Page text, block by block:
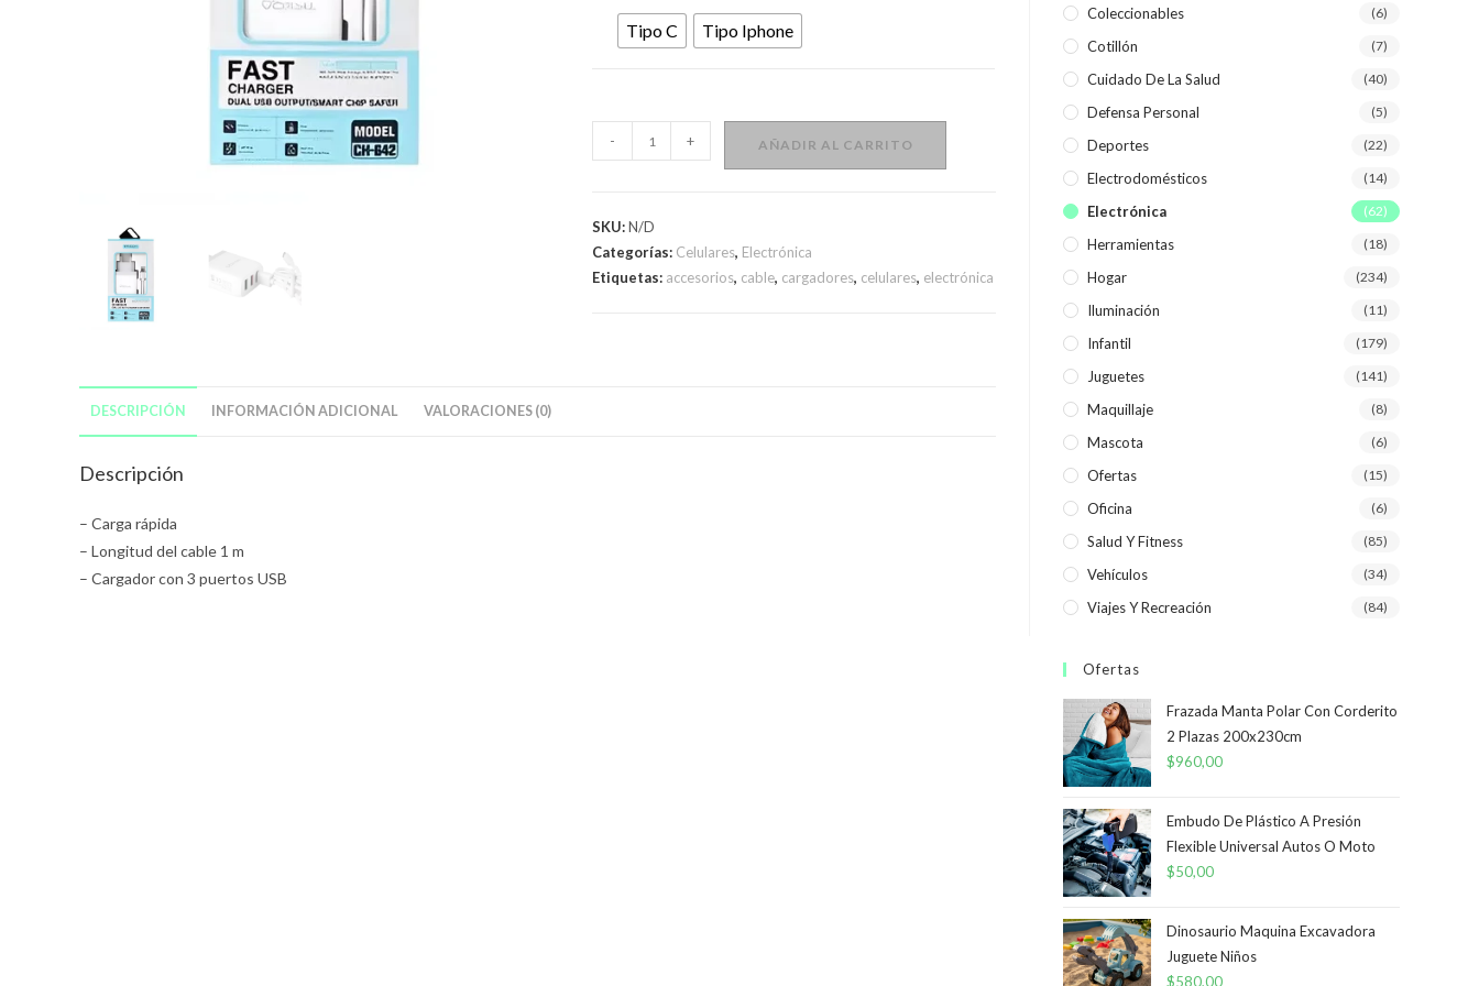
Tipo C Tipo Iphone
Cargador
De
Treqa
3
- + AÑADIR AL CARRITO
SKU:N/D
Categorías: Celulares, Electrónica
Etiquetas: accesorios, cable, cargadores, celulares, electrónica
DESCRIPCIÓN INFORMACIÓN ADICIONAL VALORACIONES (0)
Descripción
– Carga rápida
– Longitud del cable 1 m
– Cargador con 3 puertos USB
Coleccionables (6)
Cotillón (7)
Cuidado De La Salud (40)
Defensa Personal (5)
Deportes (22)
Electrodomésticos (14)
Electrónica (62)
Herramientas (18)
Hogar (234)
Iluminación (11)
Infantil (179)
Juguetes (141)
Maquillaje (8)
Mascota (6)
Ofertas (15)
Oficina (6)
Salud Y Fitness (85)
Vehículos (34)
Viajes Y Recreación (84)
Ofertas
Frazada Manta Polar Con Corderito
2 Plazas 200x230cm
$960,00
Embudo De Plástico A Presión
Flexible Universal Autos O Moto
$50,00
Dinosaurio Maquina Excavadora
Juguete Niños
$580,00